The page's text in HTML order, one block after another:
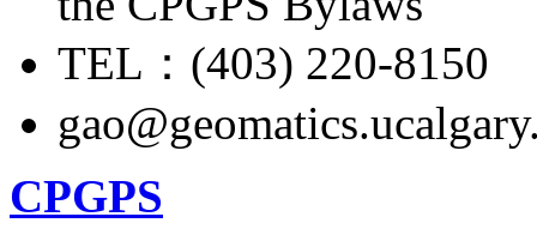
TEL：(403) 220-8150
CPGPS